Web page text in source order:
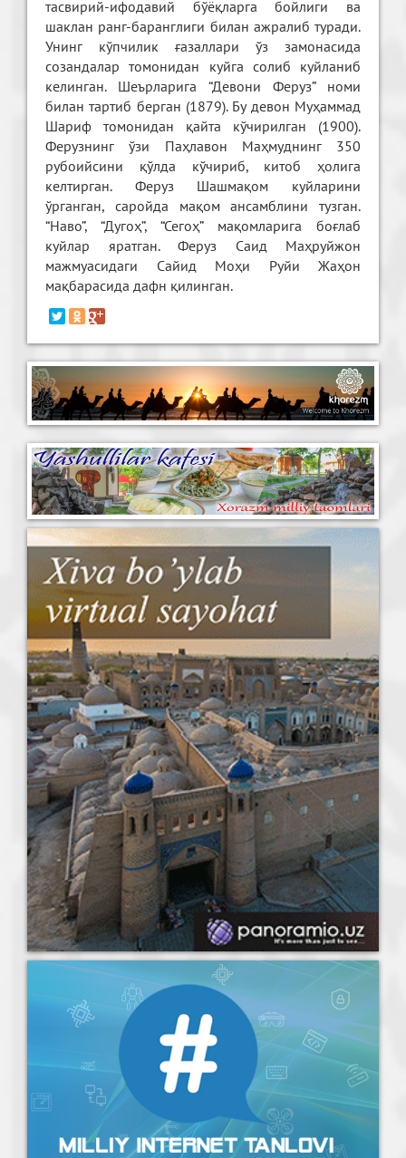
тасвирий-ифодавий бўёқларга бойлиги ва
шаклан ранг-баранглиги билан ажралиб туради.
Унинг кўпчилик ғазаллари ўз замонасида
созандалар томонидан куйга солиб куйланиб
келинган. Шеърларига “Девони Феруз” номи
билан тартиб берган (1879). Бу девон Муҳаммад
Шариф томонидан қайта кўчирилган (1900).
Ферузнинг ўзи Паҳлавон Маҳмуднинг 350
рубоийсини қўлда кўчириб, китоб ҳолига
келтирган. Феруз Шашмақом куйларини
ўрганган, саройда мақом ансамблини тузган.
“Наво”, “Дугоҳ”, “Сегоҳ” мақомларига боғлаб
куйлар яратган. Феруз Саид Маҳруйжон
мажмуасидаги Сайид Моҳи Руйи Жаҳон
мақбарасида дафн қилинган.